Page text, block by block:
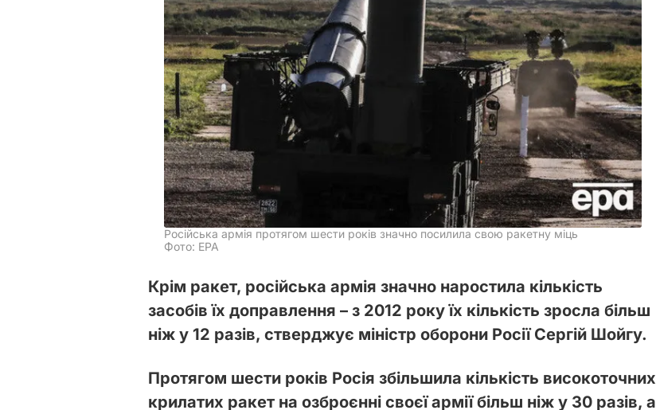
Російська армія протягом шести років значно посилила свою ракетну міць
Фото: EPA
Крім ракет, російська армія значно наростила кількість
засобів їх доправлення – з 2012 року їх кількість зросла більш
ніж у 12 разів, стверджує міністр оборони Росії Сергій Шойгу.
Протягом шести років Росія збільшила кількість високоточних
крилатих ракет на озброєнні своєї армії більш ніж у 30 разів, а